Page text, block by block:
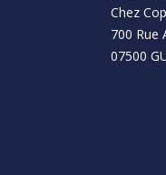
Chez
700 Rue
07500